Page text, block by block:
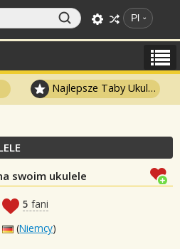
Pl
Najlepsze Taby Ukulele
swoim ukulele
5 fani
(Niemcy)